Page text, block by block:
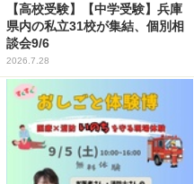
【高校受験】【中学受験】兵庫
県内の私立31校が集結、個別相
談会9/6
2026.7.28